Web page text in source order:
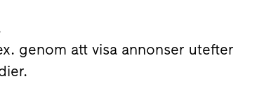
genom att visa annonser utefter